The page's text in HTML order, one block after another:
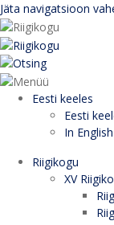
Jäta navigatsioon
Eesti keeles
Eesti
In English
Riigikogu
XV